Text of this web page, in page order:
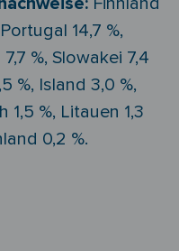
14,7 %,
%, Slowakei 7,4
%, Island 3,0 %,
1,5 %, Litauen 1,3
0,2 %.